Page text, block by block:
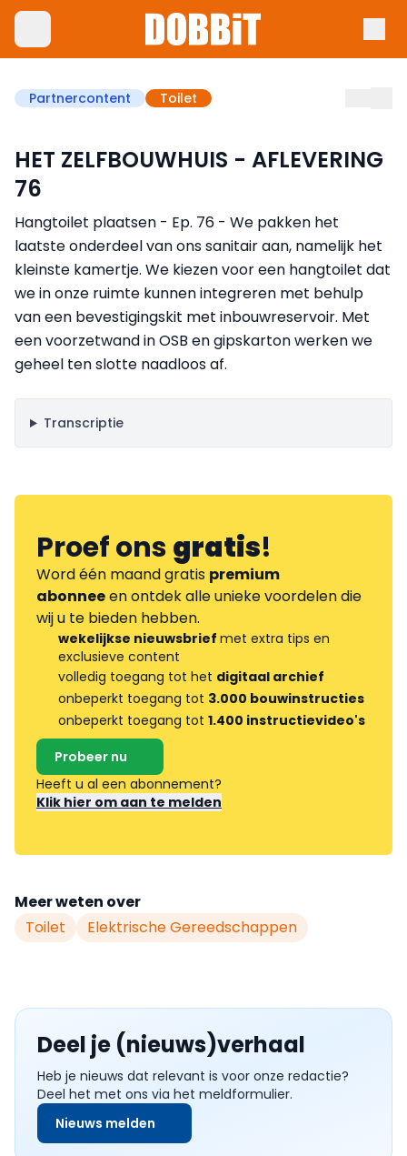
Partnercontent Toilet
HET ZELFBOUWHUIS - AFLEVERING
76
Hangtoilet plaatsen - Ep. 76 - We pakken het
laatste onderdeel van ons sanitair aan, namelijk het
kleinste kamertje. We kiezen voor een hangtoilet dat
we in onze ruimte kunnen integreren met behulp
van een bevestigingskit met inbouwreservoir. Met
een voorzetwand in OSB en gipskarton werken we
geheel ten slotte naadloos af.
Transcriptie
Proef onsgratis!
Word één maand gratis premium
abonneeen ontdek alle unieke voordelen die
wij u te bieden hebben.
wekelijkse nieuwsbrief met extra tips en
exclusieve content
volledig toegang tot het digitaal archief
onbeperkt toegang tot 3.000 bouwinstructies
onbeperkt toegang tot 1.400 instructievideo's
Probeer nu
Heeft u al een abonnement?
Klik hier om aan te melden
Meer weten over
Toilet
Elektrische Gereedschappen
Deel je (nieuws)verhaal
Heb je nieuws dat relevant is voor onze redactie?
Deel het met ons via het meldformulier.
Nieuws melden